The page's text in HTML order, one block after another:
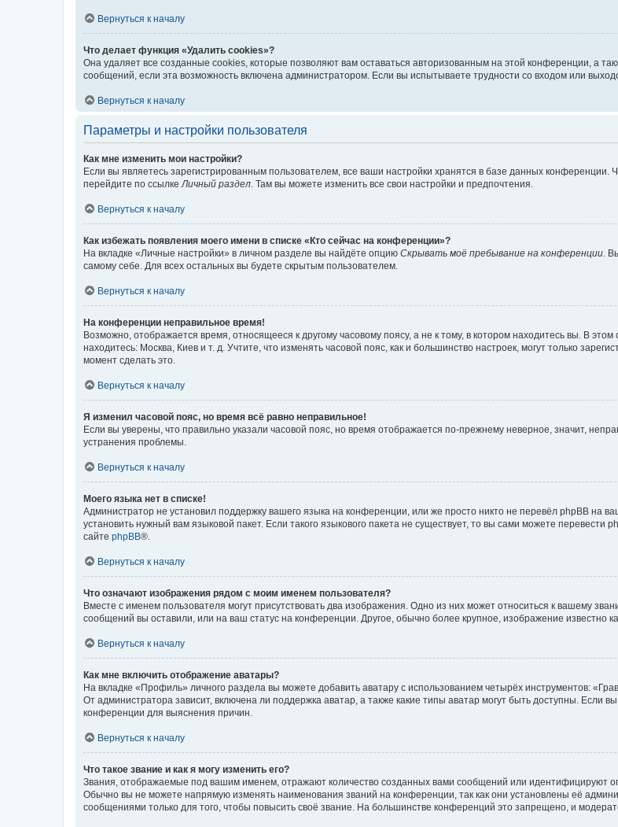
Вернуться к началу
Что делает функция «Удалить cookies»?
Она удаляет все созданные cookies, которые позволяют вам оставаться авторизованным на этой конференции, а
сообщений, если эта возможность включена администратором. Если вы испытываете трудности со входом или
Вернуться к началу
Параметры и настройки пользователя
Как мне изменить мои настройки?
Если вы являетесь зарегистрированным пользователем, все ваши настройки хранятся в базе данных
перейдите по ссылке Личный раздел . Там вы можете изменить все свои настройки и предпочтения.
Вернуться к началу
Как избежать появления моего имени в списке «Кто сейчас на конференции»?
На вкладке «Личные настройки» в личном разделе вы найдёте опцию Скрывать моё пребывание на конференции .
самому себе. Для всех остальных вы будете скрытым пользователем.
Вернуться к началу
На конференции неправильное время!
Возможно, отображается время, относящееся к другому часовому поясу, а не к тому, в котором находитесь вы. В
находитесь: Москва, Киев и т. д. Учтите, что изменять часовой пояс, как и большинство настроек, могут только
момент сделать это.
Вернуться к началу
Я изменил часовой пояс, но время всё равно неправильное!
Если вы уверены, что правильно указали часовой пояс, но время отображается по-прежнему неверное, значит,
устранения проблемы.
Вернуться к началу
Моего языка нет в списке!
Администратор не установил поддержку вашего языка на конференции, или же просто никто не перевёл phpBB на
установить нужный вам языковой пакет. Если такого языкового пакета не существует, то вы сами можете
сайте phpBB®.
Вернуться к началу
Что означают изображения рядом с моим именем пользователя?
Вместе с именем пользователя могут присутствовать два изображения. Одно из них может относиться к вашему
сообщений вы оставили, или на ваш статус на конференции. Другое, обычно более крупное, изображение известно
Вернуться к началу
Как мне включить отображение аватары?
На вкладке «Профиль» личного раздела вы можете добавить аватару с использованием четырёх инструментов:
От администратора зависит, включена ли поддержка аватар, а также какие типы аватар могут быть доступны. Если
конференции для выяснения причин.
Вернуться к началу
Что такое звание и как я могу изменить его?
Звания, отображаемые под вашим именем, отражают количество созданных вами сообщений или идентифицируют
Обычно вы не можете напрямую изменять наименования званий на конференции, так как они установлены её
сообщениями только для того, чтобы повысить своё звание. На большинстве конференций это запрещено, и